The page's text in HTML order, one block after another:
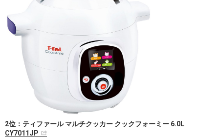
2位：ティファール マルチクッカー クックフォーミー 6.0L
CY7011JP